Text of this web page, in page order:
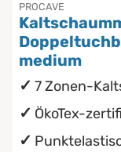
PROCAVE
medium
7 Zonen-
ÖkoTex-